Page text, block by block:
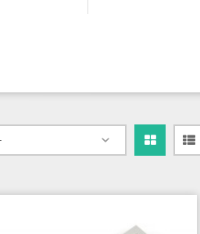
Grille Liste